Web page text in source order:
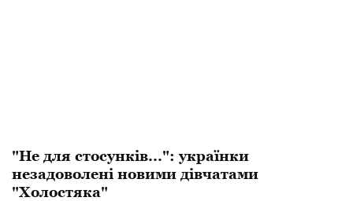
"Не для стосунків...": українки
незадоволені новими дівчатами
"Холостяка"